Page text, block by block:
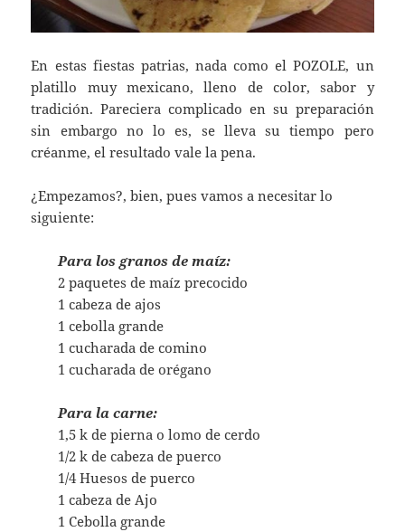
En estas fiestas patrias, nada como el POZOLE, un
platillo muy mexicano, lleno de color, sabor y
tradición. Pareciera complicado en su preparación
sin embargo no lo es, se lleva su tiempo pero
créanme, el resultado vale la pena.
¿Empezamos?, bien, pues vamos a necesitar lo
siguiente:
Para los granos de maíz:
2 paquetes de maíz precocido
1 cabeza de ajos
1 cebolla grande
1 cucharada de comino
1 cucharada de orégano
Para la carne:
1,5 k de pierna o lomo de cerdo
1/2 k de cabeza de puerco
1/4 Huesos de puerco
1 cabeza de Ajo
1 Cebolla grande